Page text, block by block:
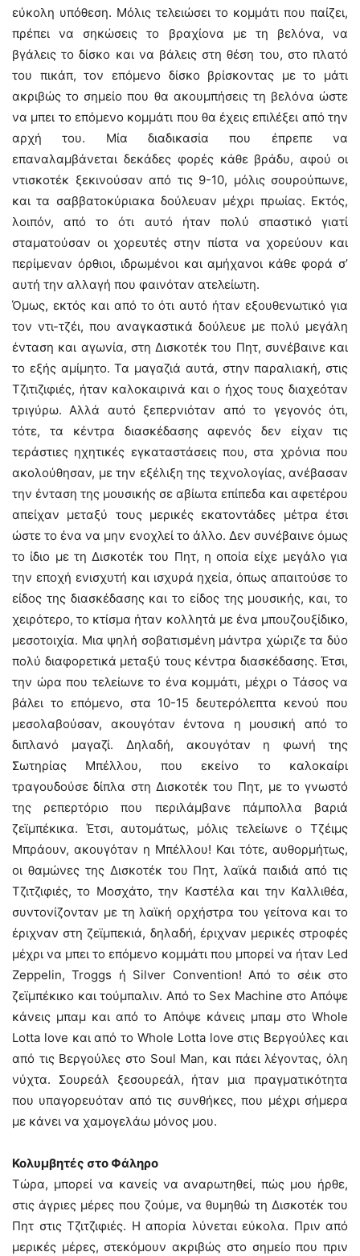
εύκολη υπόθεση. Μόλις τελειώσει το κομμάτι που παίζει,
πρέπει να σηκώσεις το βραχίονα με τη βελόνα, να
βγάλεις το δίσκο και να βάλεις στη θέση του, στο πλατό
του πικάπ, τον επόμενο δίσκο βρίσκοντας με το μάτι
ακριβώς το σημείο που θα ακουμπήσεις τη βελόνα ώστε
να μπει το επόμενο κομμάτι που θα έχεις επιλέξει από την
αρχή του. Μία διαδικασία που έπρεπε να
επαναλαμβάνεται δεκάδες φορές κάθε βράδυ, αφού οι
ντισκοτέκ ξεκινούσαν από τις 9-10, μόλις σουρούπωνε,
και τα σαββατοκύριακα δούλευαν μέχρι πρωίας. Εκτός,
λοιπόν, από το ότι αυτό ήταν πολύ σπαστικό γιατί
σταματούσαν οι χορευτές στην πίστα να χορεύουν και
περίμεναν όρθιοι, ιδρωμένοι και αμήχανοι κάθε φορά σ’
αυτή την αλλαγή που φαινόταν ατελείωτη.
Όμως, εκτός και από το ότι αυτό ήταν εξουθενωτικό για
τον ντι-τζέι, που αναγκαστικά δούλευε με πολύ μεγάλη
ένταση και αγωνία, στη Δισκοτέκ του Πητ, συνέβαινε και
το εξής αμίμητο. Τα μαγαζιά αυτά, στην παραλιακή, στις
Τζιτιζιφιές, ήταν καλοκαιρινά και ο ήχος τους διαχεόταν
τριγύρω. Αλλά αυτό ξεπερνιόταν από το γεγονός ότι,
τότε, τα κέντρα διασκέδασης αφενός δεν είχαν τις
τεράστιες ηχητικές εγκαταστάσεις που, στα χρόνια που
ακολούθησαν, με την εξέλιξη της τεχνολογίας, ανέβασαν
την ένταση της μουσικής σε αβίωτα επίπεδα και αφετέρου
απείχαν μεταξύ τους μερικές εκατοντάδες μέτρα έτσι
ώστε το ένα να μην ενοχλεί το άλλο. Δεν συνέβαινε όμως
το ίδιο με τη Δισκοτέκ του Πητ, η οποία είχε μεγάλο για
την εποχή ενισχυτή και ισχυρά ηχεία, όπως απαιτούσε το
είδος της διασκέδασης και το είδος της μουσικής, και, το
χειρότερο, το κτίσμα ήταν κολλητά με ένα μπουζουξίδικο,
μεσοτοιχία. Μια ψηλή σοβατισμένη μάντρα χώριζε τα δύο
πολύ διαφορετικά μεταξύ τους κέντρα διασκέδασης. Έτσι,
την ώρα που τελείωνε το ένα κομμάτι, μέχρι ο Τάσος να
βάλει το επόμενο, στα 10-15 δευτερόλεπτα κενού που
μεσολαβούσαν, ακουγόταν έντονα η μουσική από το
διπλανό μαγαζί. Δηλαδή, ακουγόταν η φωνή της
Σωτηρίας Μπέλλου, που εκείνο το καλοκαίρι
τραγουδούσε δίπλα στη Δισκοτέκ του Πητ, με το γνωστό
της ρεπερτόριο που περιλάμβανε πάμπολλα βαριά
ζεϊμπέκικα. Έτσι, αυτομάτως, μόλις τελείωνε ο Τζέιμς
Μπράουν, ακουγόταν η Μπέλλου! Και τότε, αυθορμήτως,
οι θαμώνες της Δισκοτέκ του Πητ, λαϊκά παιδιά από τις
Τζιτζιφιές, το Μοσχάτο, την Καστέλα και την Καλλιθέα,
συντονίζονταν με τη λαϊκή ορχήστρα του γείτονα και το
έριχναν στη ζεϊμπεκιά, δηλαδή, έριχναν μερικές στροφές
μέχρι να μπει το επόμενο κομμάτι που μπορεί να ήταν Led
Zeppelin, Troggs ή Silver Convention! Από το σέικ στο
ζεϊμπέκικο και τούμπαλιν. Από το Sex Machine στο Απόψε
κάνεις μπαμ και από το Απόψε κάνεις μπαμ στο Whole
Lotta love και από το Whole Lotta love στις Βεργούλες και
από τις Βεργούλες στο Soul Man, και πάει λέγοντας, όλη
νύχτα. Σουρεάλ ξεσουρεάλ, ήταν μια πραγματικότητα
που υπαγορευόταν από τις συνθήκες, που μέχρι σήμερα
με κάνει να χαμογελάω μόνος μου.
Κολυμβητές στο Φάληρο
Τώρα, μπορεί να κανείς να αναρωτηθεί, πώς μου ήρθε,
στις άγριες μέρες που ζούμε, να θυμηθώ τη Δισκοτέκ του
Πητ στις Τζιτζιφιές. Η απορία λύνεται εύκολα. Πριν από
μερικές μέρες, στεκόμουν ακριβώς στο σημείο που πριν